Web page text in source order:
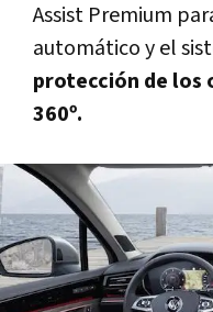
Assist Premium
automático y el
protección de los
360º.